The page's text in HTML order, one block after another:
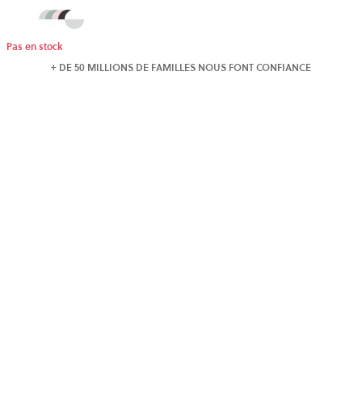
Pas en stock
+ DE 50 MILLIONS DE FAMILLES NOUS FONT CONFIANCE